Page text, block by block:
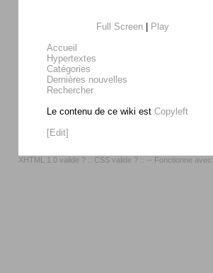
Full Screen
Play
Accueil
Hypertextes
Catégories
Dernières nouvelles
Rechercher
Le contenu de ce wiki est Copyleft
[Edit]
XHTML 1.0 valide ? :: CSS valide ? :: -- Fonctionne avec